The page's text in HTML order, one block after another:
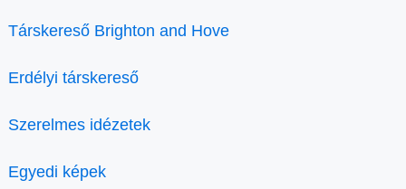
Társkereső Brighton and Hove
Erdélyi társkereső
Szerelmes idézetek
Egyedi képek